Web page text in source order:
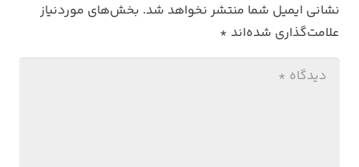
نشانی ایمیل شما منتشر نخواهد شد. بخش‌های موردنیاز
علامت‌گذاری شده‌اند *